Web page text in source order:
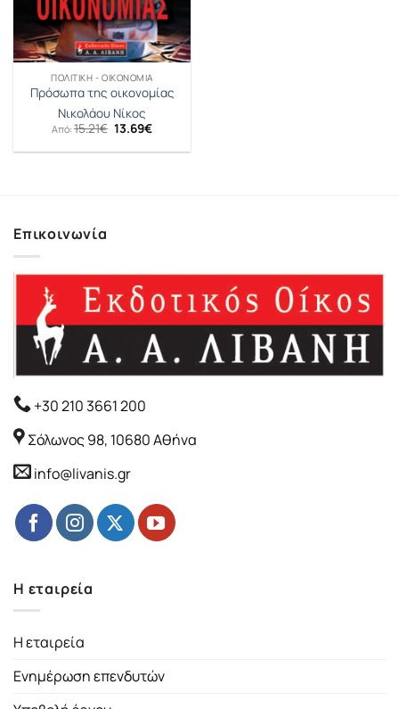
ΠΟΛΙΤΙΚΉ - ΟΙΚΟΝΟΜΊΑ
Πρόσωπα της οικονομίας
Νικολάου Νίκος
Από: 15.21€ Original
price
was:
13.69€Η
τιμή
Επικοινωνία
+30 210 3661 200
Σόλωνος 98, 10680 Αθήνα
info@livanis.gr
Η εταιρεία
Η εταιρεία
Ενημέρωση επενδυτών